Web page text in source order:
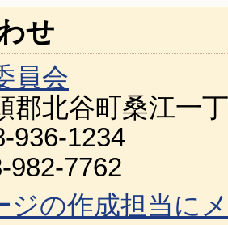
せ
員会
郡北谷町桑江一
936-1234
982-7762
ジの作成担当に